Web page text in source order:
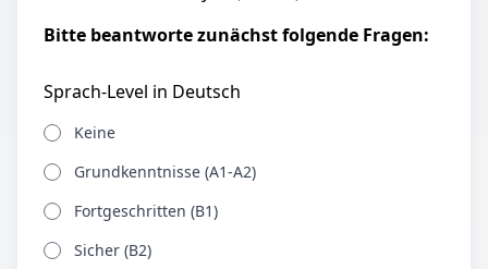
Bitte beantworte zunächst folgende Fragen:
Sprach-Level in Deutsch
Keine
Grundkenntnisse (A1-A2)
Fortgeschritten (B1)
Sicher (B2)